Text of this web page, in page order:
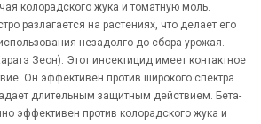
колорадского жука и томатную моль.
разлагается на растениях, что делает его
незадолго до сбора урожая.
Зеон): Этот инсектицид имеет контактное
Он эффективен против широкого спектра
длительным защитным действием. Бета-
эффективен против колорадского жука и